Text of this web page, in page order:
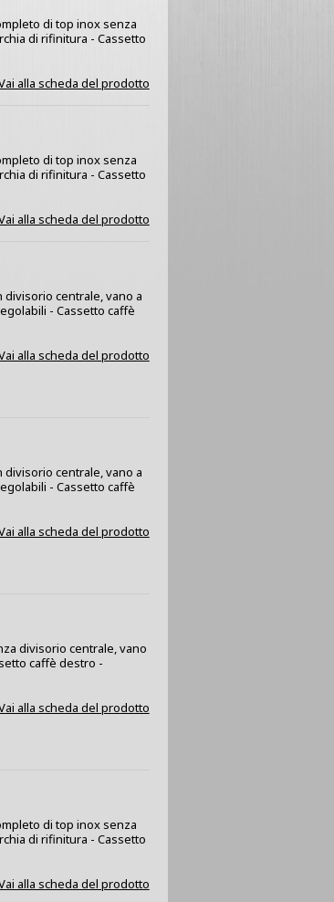
di top inox senza
di rifinitura - Cassetto
alla scheda del prodotto
di top inox senza
di rifinitura - Cassetto
alla scheda del prodotto
divisorio centrale, vano a
- Cassetto caffè
alla scheda del prodotto
divisorio centrale, vano a
- Cassetto caffè
alla scheda del prodotto
divisorio centrale, vano
caffè destro -
alla scheda del prodotto
di top inox senza
di rifinitura - Cassetto
alla scheda del prodotto